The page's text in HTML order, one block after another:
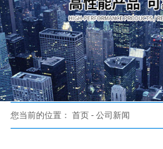
您当前的位置： 首页 - 公司新闻